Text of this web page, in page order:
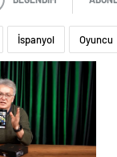
İspanyol Oyuncu